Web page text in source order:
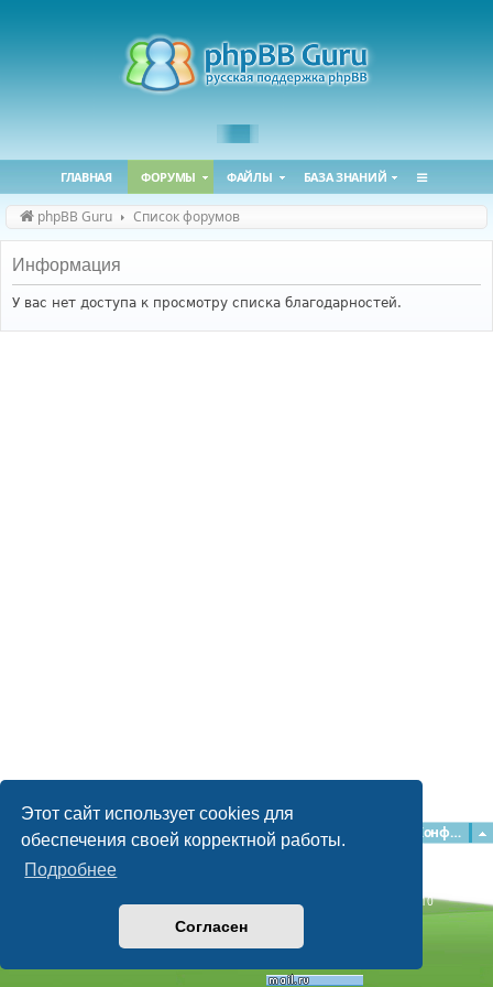
Этот сайт использует cookies для
обеспечения своей корректной работы.
Подробнее
Согласен
ГЛАВНАЯ ФОРУМЫ ФАЙЛЫ БАЗА ЗНАНИЙ
phpBB Guru Список форумов
Информация
У вас нет доступа к просмотру списка благодарностей.
Главная Форумы Конфиденциальность
Наша команда
Time: 0.043s| Peak Memory Usage: 2.15 МБ | GZIP: Off |
Queries: 10
© phpBB Guru, 2004—2026
Powered by
Style byArtodia